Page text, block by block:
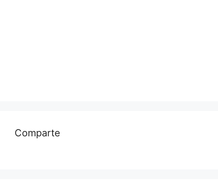
Comparte